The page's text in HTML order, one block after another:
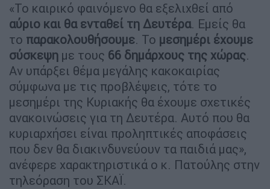
«Το καιρικό φαινόμενο θα εξελιχθεί από
αύριο και θα ενταθεί τη Δευτέρα. Εμείς θα
το παρακολουθήσουμε. Το μεσημέρι έχουμε
σύσκεψη με τους 66 δημάρχους της χώρας.
Αν υπάρξει θέμα μεγάλης κακοκαιρίας
σύμφωνα με τις προβλέψεις, τότε το
μεσημέρι της Κυριακής θα έχουμε σχετικές
ανακοινώσεις για τη Δευτέρα. Αυτό που θα
κυριαρχήσει είναι προληπτικές αποφάσεις
που δεν θα διακινδυνεύουν τα παιδιά μας»,
ανέφερε χαρακτηριστικά ο κ. Πατούλης στην
τηλεόραση του ΣΚΑΪ.